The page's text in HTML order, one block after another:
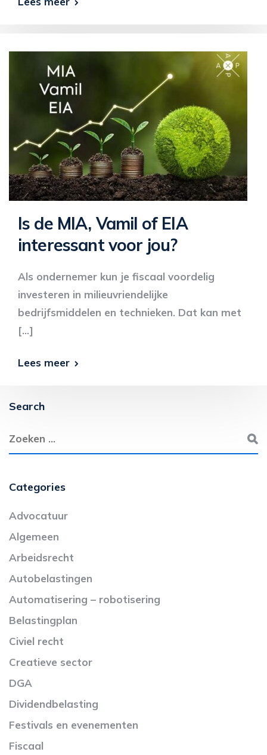
Is de MIA, Vamil of EIA
interessant voor jou?
Als ondernemer kun je fiscaal voordelig
investeren in milieuvriendelijke
bedrijfsmiddelen en technieken. Dat kan met
[…]
Lees meer
Search
Categories
Advocatuur
Algemeen
Arbeidsrecht
Autobelastingen
Automatisering – robotisering
Belastingplan
Civiel recht
Creatieve sector
DGA
Dividendbelasting
Festivals en evenementen
Fiscaal